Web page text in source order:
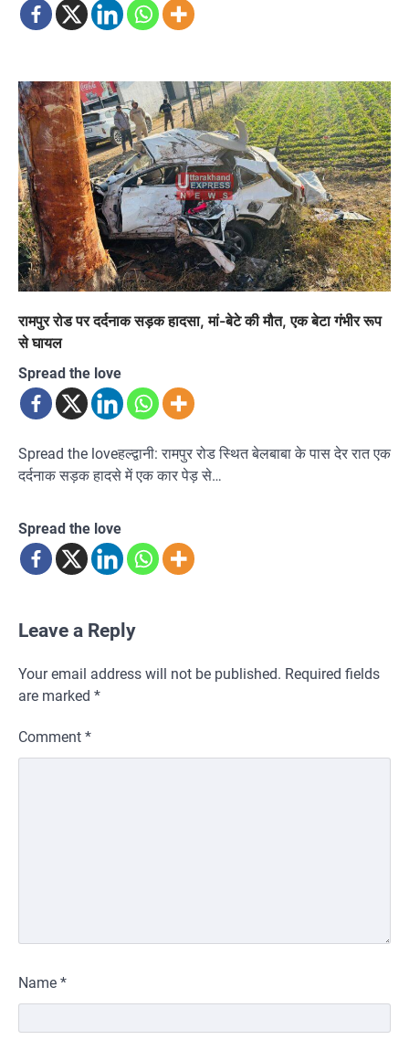
रामपुर रोड पर दर्दनाक सड़क हादसा, मां-बेटे की मौत, एक बेटा गंभीर रूप
से घायल
Spread the love
Spread the loveहल्द्वानी: रामपुर रोड स्थित बेलबाबा के पास देर रात एक
दर्दनाक सड़क हादसे में एक कार पेड़ से…
Spread the love
Leave a Reply
Your email address will not be published. Required fields
are marked *
Comment *
Name *